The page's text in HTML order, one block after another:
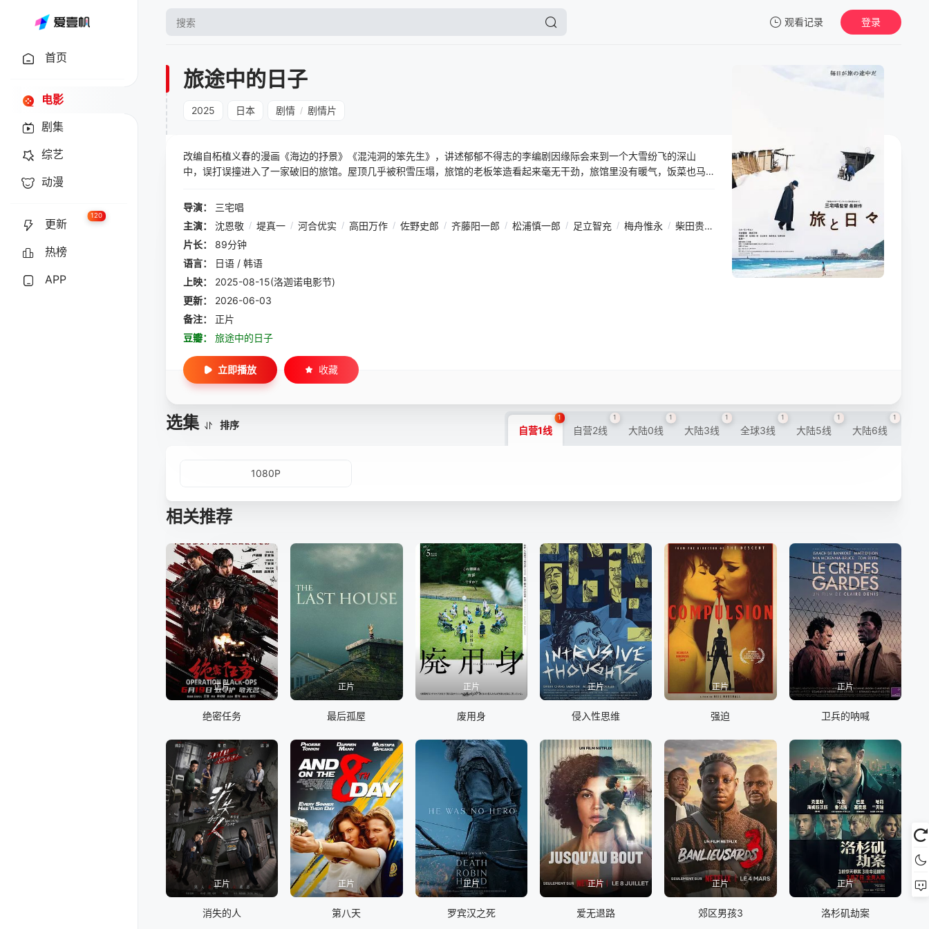
观看记录
暂无观看影片的记录
登录
首页
电影
剧集
综艺
动漫
更新
120
热榜
APP
旅途中的日子
2025 日本 剧情 / 剧情片
改编自柘植义春的漫画《海边的抒景》《混沌洞的笨先生》，讲述郁郁不得志的李编剧因缘际会来到一个大雪纷飞的深山
中，误打误撞进入了一家破旧的旅馆。屋顶几乎被积雪压塌，旅馆的老板笨造看起来毫无干劲，旅馆里没有暖气，饭菜也马
导演：
三宅唱
主演：
沈恩敬 / 堤真一 / 河合优实 / 高田万作 / 佐野史郎 / 齐藤阳一郎 / 松浦慎一郎 / 足立智充 / 梅舟惟永 / 柴田贵哉 中村祐太郎 / 贝拉·梅
片长：
89分钟
语言：
日语 / 韩语
上映：
2025-08-15(洛迦诺电影节)
更新：
2026-06-03
备注：
正片
豆瓣：
旅途中的日子
立即播放 收藏
选集 排序 自营1线
1
自营2线
1
大陆0线
1
大陆3线
1
全球3线
1
大陆5线
1
大陆6线
1
1080P
相关推荐
正片
绝密任务
正片
最后孤屋
正片
废用身
正片
侵入性思维
正片
强迫
正片
卫兵的呐喊
正片
消失的人
正片
第八天
正片
罗宾汉之死
正片
爱无退路
正片
郊区男孩3
正片
洛杉矶劫案